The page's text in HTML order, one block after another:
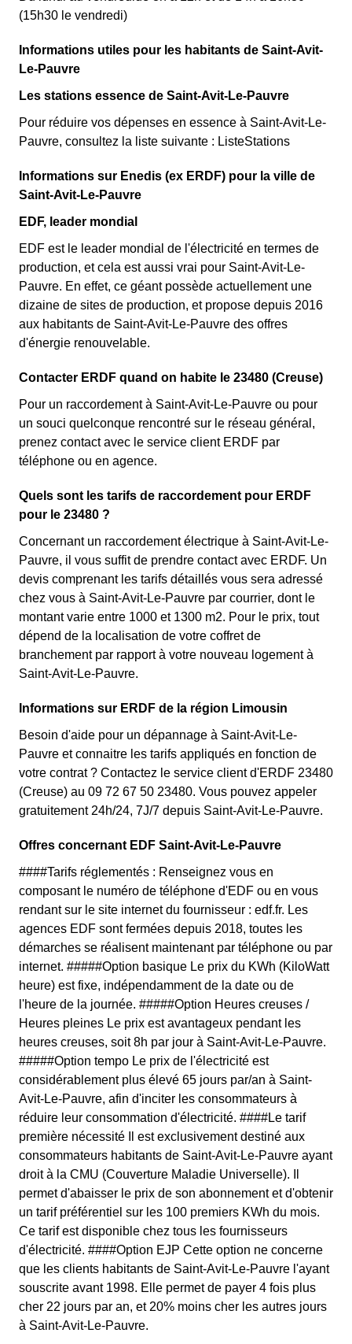
(15h30 le vendredi)
Informations utiles pour les habitants de Saint-Avit-
Le-Pauvre
Les stations essence de Saint-Avit-Le-Pauvre
Pour réduire vos dépenses en essence à Saint-Avit-Le-
Pauvre, consultez la liste suivante : ListeStations
Informations sur Enedis (ex ERDF) pour la ville de
Saint-Avit-Le-Pauvre
EDF, leader mondial
EDF est le leader mondial de l'électricité en termes de
production, et cela est aussi vrai pour Saint-Avit-Le-
Pauvre. En effet, ce géant possède actuellement une
dizaine de sites de production, et propose depuis 2016
aux habitants de Saint-Avit-Le-Pauvre des offres
d'énergie renouvelable.
Contacter ERDF quand on habite le 23480 (Creuse)
Pour un raccordement à Saint-Avit-Le-Pauvre ou pour
un souci quelconque rencontré sur le réseau général,
prenez contact avec le service client ERDF par
téléphone ou en agence.
Quels sont les tarifs de raccordement pour ERDF
pour le 23480 ?
Concernant un raccordement électrique à Saint-Avit-Le-
Pauvre, il vous suffit de prendre contact avec ERDF. Un
devis comprenant les tarifs détaillés vous sera adressé
chez vous à Saint-Avit-Le-Pauvre par courrier, dont le
montant varie entre 1000 et 1300 m2. Pour le prix, tout
dépend de la localisation de votre coffret de
branchement par rapport à votre nouveau logement à
Saint-Avit-Le-Pauvre.
Informations sur ERDF de la région Limousin
Besoin d'aide pour un dépannage à Saint-Avit-Le-
Pauvre et connaitre les tarifs appliqués en fonction de
votre contrat ? Contactez le service client d'ERDF 23480
(Creuse) au 09 72 67 50 23480. Vous pouvez appeler
gratuitement 24h/24, 7J/7 depuis Saint-Avit-Le-Pauvre.
Offres concernant EDF Saint-Avit-Le-Pauvre
####Tarifs réglementés : Renseignez vous en
composant le numéro de téléphone d'EDF ou en vous
rendant sur le site internet du fournisseur : edf.fr. Les
agences EDF sont fermées depuis 2018, toutes les
démarches se réalisent maintenant par téléphone ou par
internet. #####Option basique Le prix du KWh (KiloWatt
heure) est fixe, indépendamment de la date ou de
l'heure de la journée. #####Option Heures creuses /
Heures pleines Le prix est avantageux pendant les
heures creuses, soit 8h par jour à Saint-Avit-Le-Pauvre.
#####Option tempo Le prix de l'électricité est
considérablement plus élevé 65 jours par/an à Saint-
Avit-Le-Pauvre, afin d'inciter les consommateurs à
réduire leur consommation d'électricité. ####Le tarif
première nécessité Il est exclusivement destiné aux
consommateurs habitants de Saint-Avit-Le-Pauvre ayant
droit à la CMU (Couverture Maladie Universelle). Il
permet d'abaisser le prix de son abonnement et d'obtenir
un tarif préférentiel sur les 100 premiers KWh du mois.
Ce tarif est disponible chez tous les fournisseurs
d'électricité. ####Option EJP Cette option ne concerne
que les clients habitants de Saint-Avit-Le-Pauvre l'ayant
souscrite avant 1998. Elle permet de payer 4 fois plus
cher 22 jours par an, et 20% moins cher les autres jours
à Saint-Avit-Le-Pauvre.